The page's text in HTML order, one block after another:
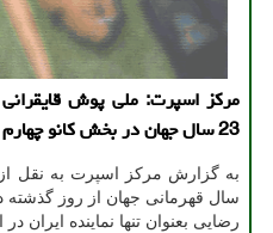
مرکز اسپرت: ملی پوش
23 سال جهان در بخش کانو چهارم شد.
سال قهرمانی جهان از روز
رضایی بعنوان تنها نماینده ایران